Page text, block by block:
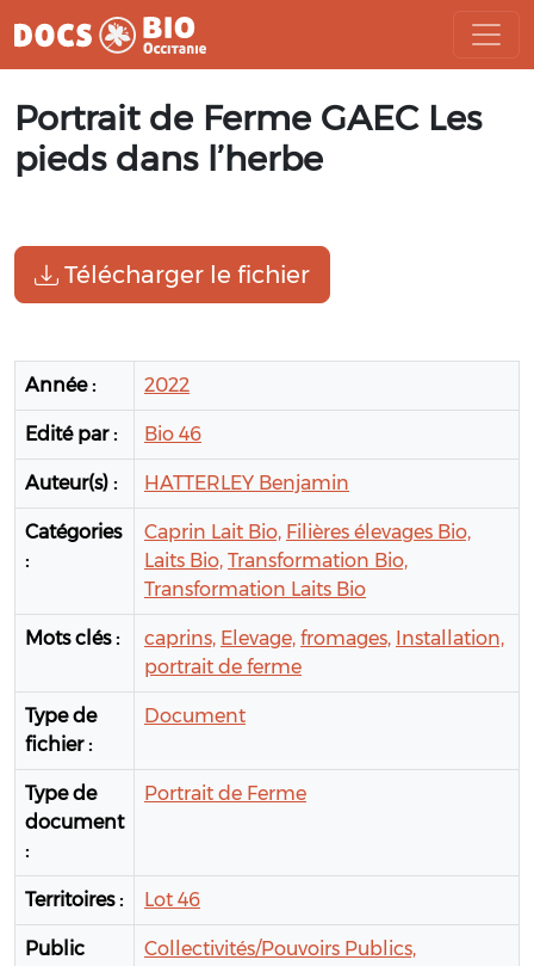
au
contenu
Portrait de Ferme GAEC Les
pieds dans l’herbe
Télécharger le fichier
Année : 2022
Edité par : Bio 46
Auteur(s) : HATTERLEY Benjamin
Catégories
:
Caprin Lait Bio, Filières élevages Bio,
Laits Bio, Transformation Bio,
Transformation Laits Bio
Mots clés : caprins, Elevage, fromages, Installation,
portrait de ferme
Type de
fichier :
Document
Type de
document
:
Portrait de Ferme
Territoires : Lot 46
Public
Collectivités/Pouvoirs Publics,